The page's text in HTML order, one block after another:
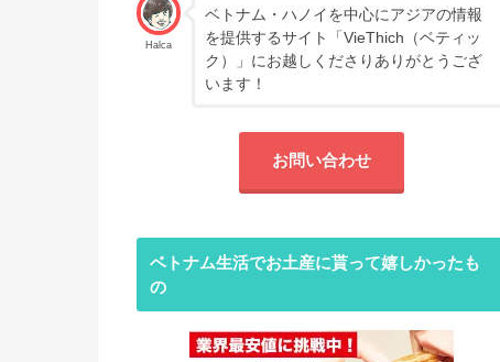
Halca
ベトナム・ハノイを中心にアジアの情報
を提供するサイト「VieThich（ベティッ
ク）」にお越しくださりありがとうござ
います！
お問い合わせ
ベトナム生活でお土産に貰って嬉しかったも
の